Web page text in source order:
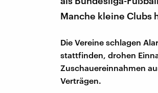
Manche kleine Clubs
Die Vereine schlagen
stattfinden, drohen
Zuschauereinnahmen
Verträgen.